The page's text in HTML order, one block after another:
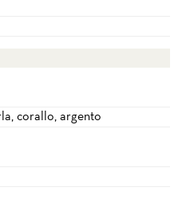
corallo, argento